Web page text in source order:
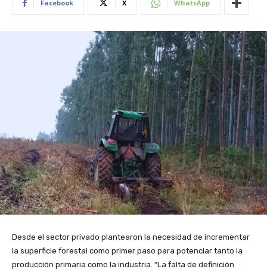
Facebook X WhatsApp
Desde el sector privado plantearon la necesidad de incrementar
la superficie forestal como primer paso para potenciar tanto la
producción primaria como la industria. “La falta de definición